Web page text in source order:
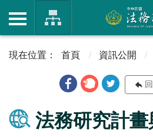
首頁 資訊公開
法務研究計